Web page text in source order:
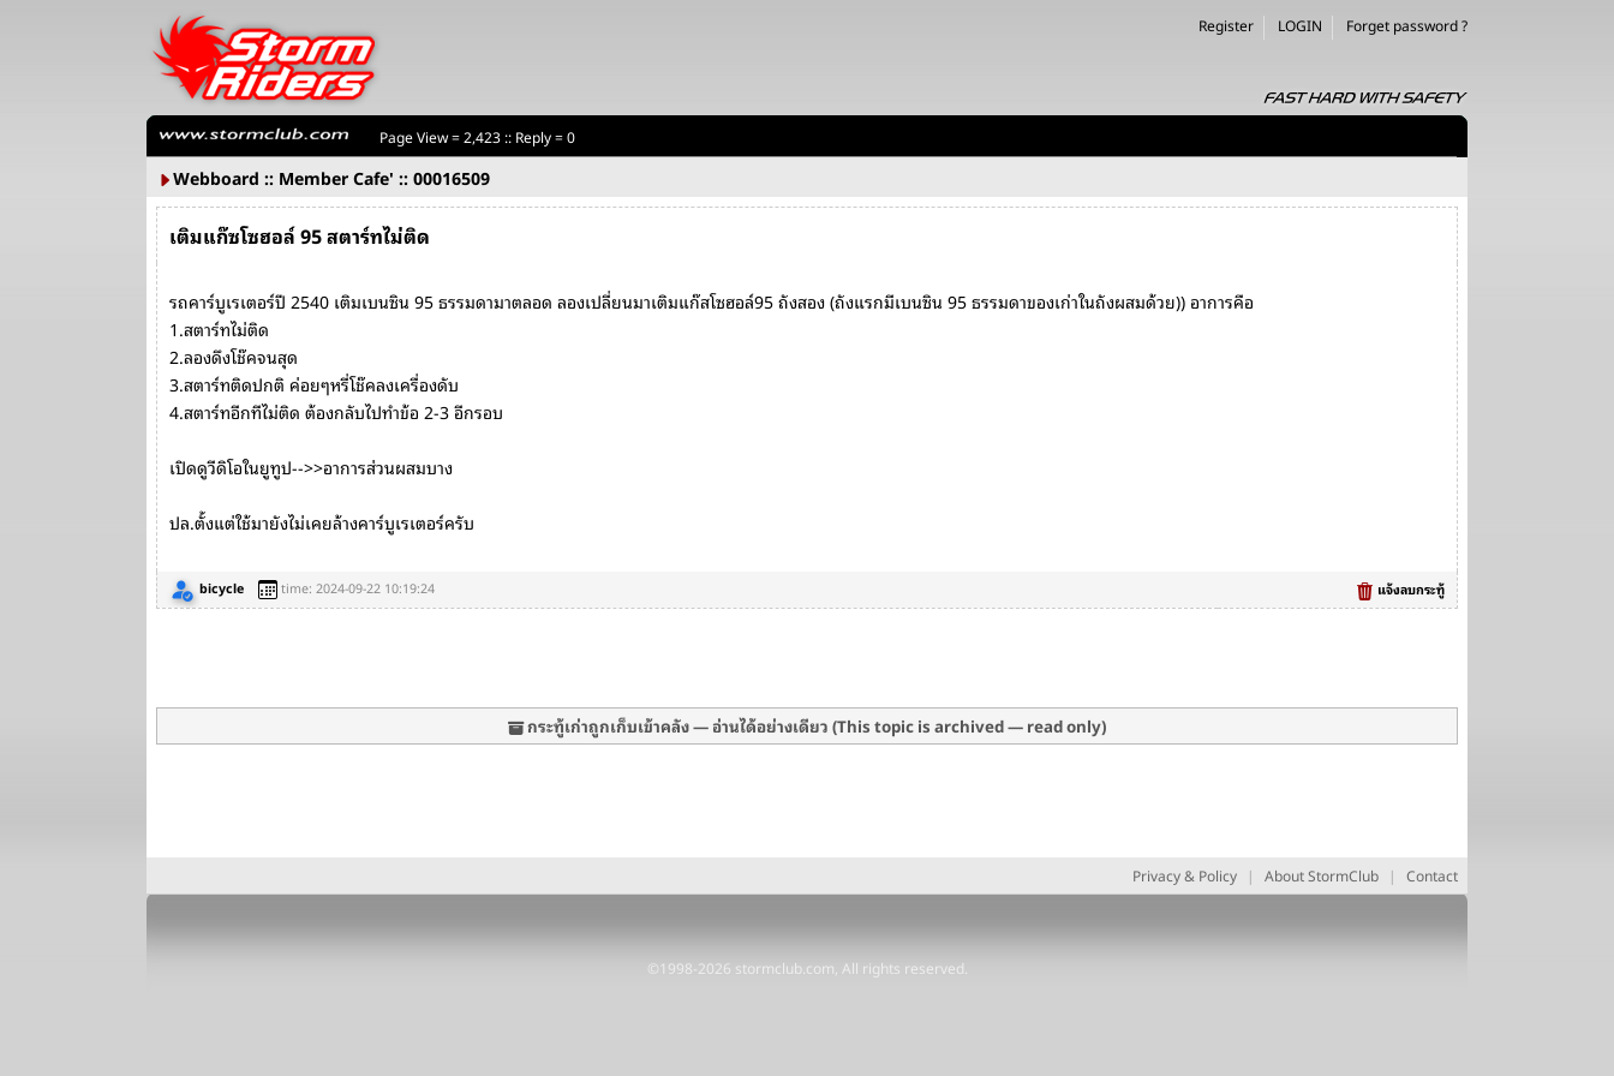
Register LOGIN Forget password ?
Page View = 2,423 :: Reply = 0
Webboard :: Member Cafe' :: 00016509
เติมแก๊ซโซฮอล์ 95 สตาร์ทไม่ติด
รถคาร์บูเรเตอร์ปี 2540 เติมเบนซิน 95 ธรรมดามาตลอด ลองเปลี่ยนมาเติมแก๊สโซฮอล์95 ถังสอง (ถังแรกมีเบนซิน 95 ธรรมดาของเก่าในถังผสมด้วย)) อาการคือ
1.สตาร์ทไม่ติด
2.ลองดึงโช๊คจนสุด
3.สตาร์ทติดปกติ ค่อยๆหรี่โช๊คลงเครื่องดับ
4.สตาร์ทอีกทีไม่ติด ต้องกลับไปทำข้อ 2-3 อีกรอบ
เปิดดูวีดิโอในยูทูป-->>อาการส่วนผสมบาง
ปล.ตั้งแต่ใช้มายังไม่เคยล้างคาร์บูเรเตอร์ครับ
bicycle time: 2024-09-22 10:19:24 แจ้งลบกระทู้
กระทู้เก่าถูกเก็บเข้าคลัง — อ่านได้อย่างเดียว (This topic is archived — read only)
Privacy & Policy | About StormClub | Contact
©1998-2026 stormclub.com, All rights reserved.